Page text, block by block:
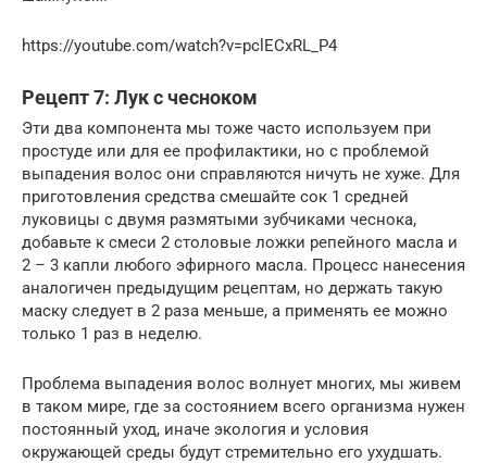
https://youtube.com/watch?v=pclECxRL_P4
Рецепт 7: Лук с чесноком
Эти два компонента мы тоже часто используем при
простуде или для ее профилактики, но с проблемой
выпадения волос они справляются ничуть не хуже. Для
приготовления средства смешайте сок 1 средней
луковицы с двумя размятыми зубчиками чеснока,
добавьте к смеси 2 столовые ложки репейного масла и
2 – 3 капли любого эфирного масла. Процесс нанесения
аналогичен предыдущим рецептам, но держать такую
маску следует в 2 раза меньше, а применять ее можно
только 1 раз в неделю.
Проблема выпадения волос волнует многих, мы живем
в таком мире, где за состоянием всего организма нужен
постоянный уход, иначе экология и условия
окружающей среды будут стремительно его ухудшать.